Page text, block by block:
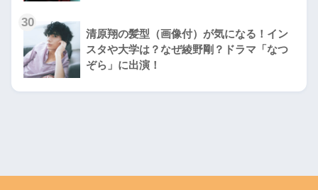
30
清原翔の髪型（画像付）が気になる！イン
スタや大学は？なぜ綾野剛？ドラマ「なつ
ぞら」に出演！